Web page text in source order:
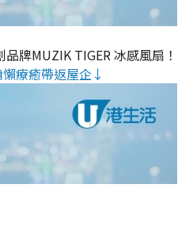
品牌MUZIK TIGER 冰感風扇！
療癒帶返屋企↓